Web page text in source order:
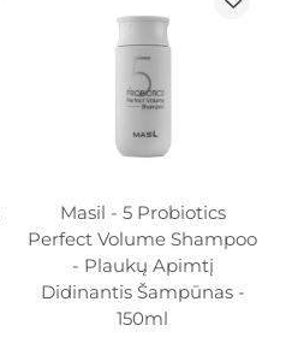
Masil - 5 Probiotics
Perfect Volume Shampoo
- Plaukų Apimtį
Didinantis Šampūnas -
150ml